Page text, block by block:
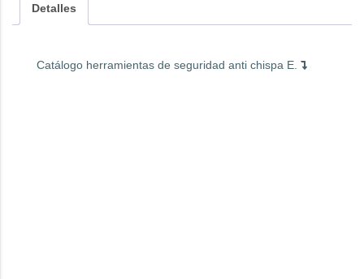
Detalles
Catálogo herramientas de seguridad anti chispa E.